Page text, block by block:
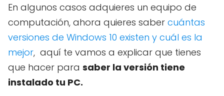
En algunos casos adquieres un equipo de
computación, ahora quieres saber cuántas
versiones de Windows 10 existen y cuál es la
mejor, aquí te vamos a explicar que tienes
que hacer para saber la versión tiene
instalado tu PC.